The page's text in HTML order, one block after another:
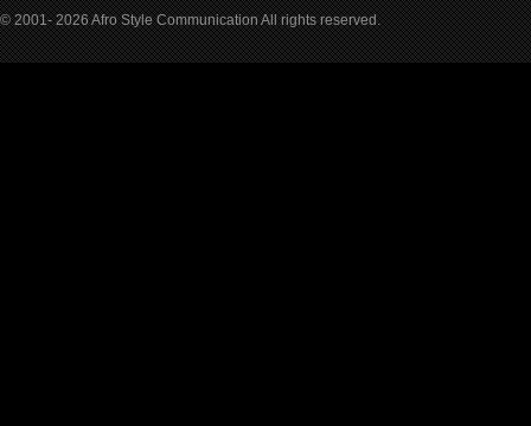
© 2001- 2026 Afro Style Communication All rights reserved.